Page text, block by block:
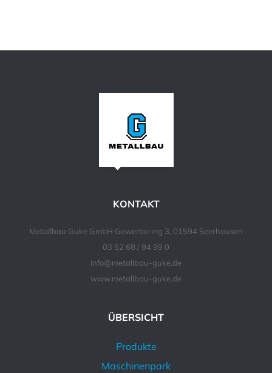
KONTAKT
Metallbau Guke GmbH Gewerbering 3, 01594 Seerhausen
03 52 68 / 94 99 0
info@metallbau-guke.de
www.metallbau-guke.de
ÜBERSICHT
Produkte
Maschinenpark